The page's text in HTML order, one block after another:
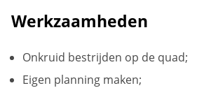
Werkzaamheden
Onkruid bestrijden op de quad;
Eigen planning maken;